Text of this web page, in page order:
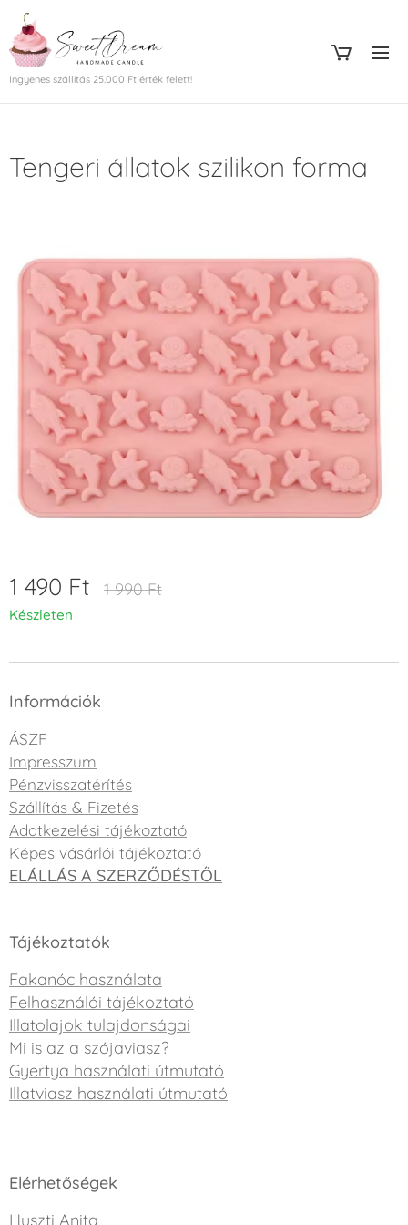
Ingyenes szállítás 25.000 Ft érték felett!
Tengeri állatok szilikon forma
1 490 Ft 1 990Ft
Készleten
Információk
ÁSZF
Impresszum
Pénzvisszatérítés
Szállítás & Fizetés
Adatkezelési tájékoztató
Képes vásárlói tájékoztató
ELÁLLÁS A SZERZŐDÉSTŐL
Tájékoztatók
Fakanóc használata
Felhasználói tájékoztató
Illatolajok tulajdonságai
Mi is az a szójaviasz?
Gyertya használati útmutató
Illatviasz használati útmutató
Elérhetőségek
Huszti Anita